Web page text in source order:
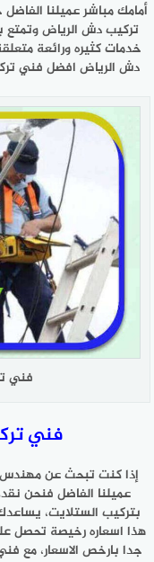
أمامك مباشر عميلنا
تركيب دش الرياض وتمتع
خدمات كثيره ورائعة
دش الرياض افضل فني
فني
فني
إذا كنت تبحث عن مهندس
عميلنا الفاضل فنحن
بتركيب الستلايت،
هذا اسعاره رخيصة تحصل
جدا بارخص الاسعار، مع